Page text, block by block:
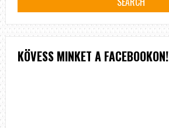
KÖVESS MINKET A FACEBOOKON!